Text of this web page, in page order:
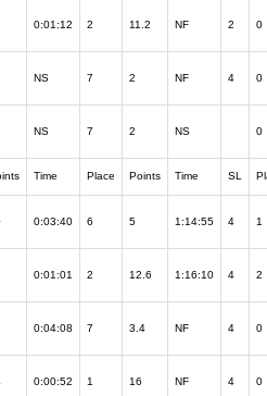
0:01:12 2 11.2 NF 2 0
NS 7 2 NF 4 0
NS 7 2 NS 0
Time Place Points Time SL
0:03:40 6 5 1:14:55 4 1
0:01:01 2 12.6 1:16:10 4 2
0:04:08 7 3.4 NF 4 0
0:00:52 1 16 NF 4 0